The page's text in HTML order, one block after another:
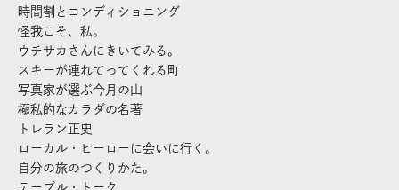
時間割とコンディショニング
怪我こそ、私。
ウチサカさんにきいてみる。
スキーが連れてってくれる町
写真家が選ぶ今月の山
極私的なカラダの名著
トレラン正史
ローカル・ヒーローに会いに行く。
自分の旅のつくりかた。
テーブル・トーク